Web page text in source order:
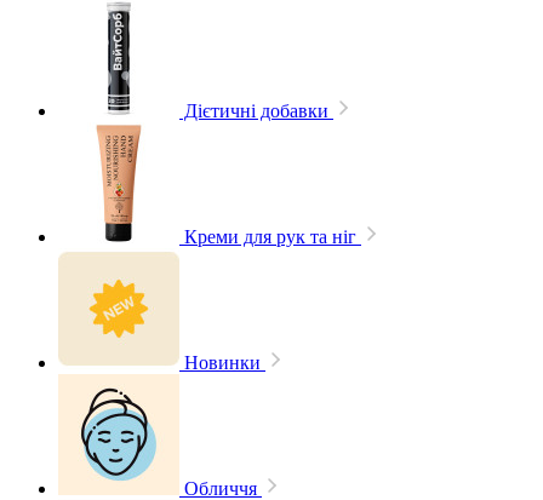
Дієтичні добавки
Креми для рук та ніг
Новинки
Обличчя